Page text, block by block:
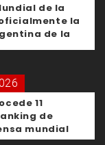
de la
la
de la
11
de
mundial